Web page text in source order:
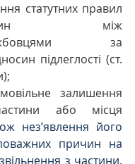
статутних правил
між
за
підлеглості (ст.
залишення
або місця
нез’явлення його
причин на
з частини,